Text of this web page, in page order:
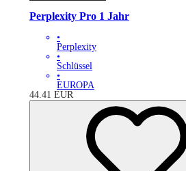
Perplexity Pro 1 Jahr
•
Perplexity
•
Schlüssel
•
EUROPA
44.41 EUR